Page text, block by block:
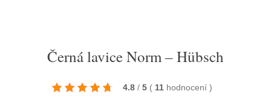
Černá lavice Norm – Hübsch
4.8 / 5 ( 11 hodnocení )